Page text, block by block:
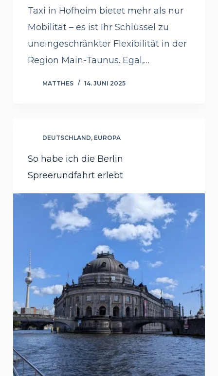
Taxi in Hofheim bietet mehr als nur
Mobilität – es ist Ihr Schlüssel zu
uneingeschränkter Flexibilität in der
Region Main-Taunus. Egal,…
MATTHES 14. JUNI 2025
DEUTSCHLAND, EUROPA
So habe ich die Berlin
Spreerundfahrt erlebt